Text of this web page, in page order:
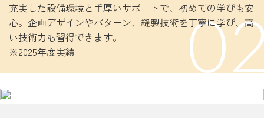
お問い合わせ
充実した設備環境と手厚いサポートで、初めての学びも安
心。企画デザインやパターン、縫製技術を丁寧に学び、高
い技術力も習得できます。
※2025年度実績